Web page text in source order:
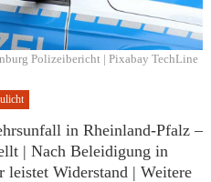
Polizeibericht | Pixabay TechLine
in Rheinland-Pfalz –
| Nach Beleidigung in
leistet Widerstand | Weitere